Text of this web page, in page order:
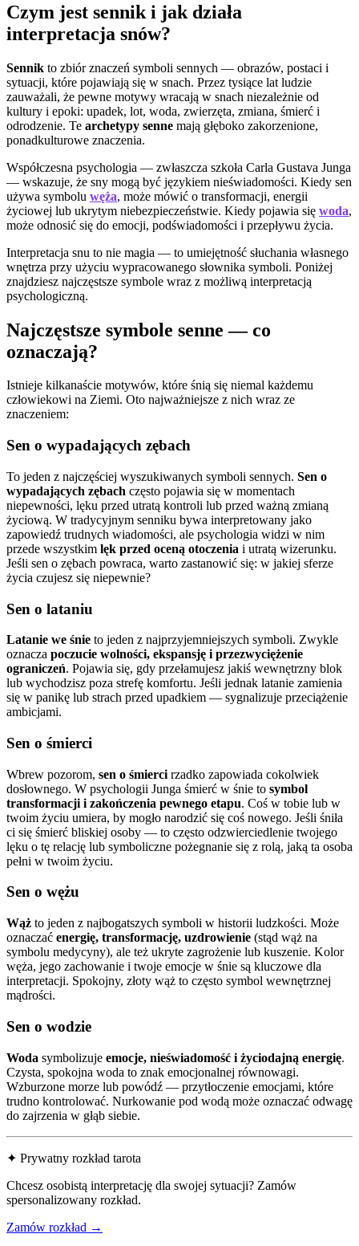
Czym jest sennik i jak działa
interpretacja snów?
Sennik to zbiór znaczeń symboli sennych — obrazów, postaci i
sytuacji, które pojawiają się w snach. Przez tysiące lat ludzie
zauważali, że pewne motywy wracają w snach niezależnie od
kultury i epoki: upadek, lot, woda, zwierzęta, zmiana, śmierć i
odrodzenie. Te archetypy senne mają głęboko zakorzenione,
ponadkulturowe znaczenia.
Współczesna psychologia — zwłaszcza szkoła Carla Gustava Junga
— wskazuje, że sny mogą być językiem nieświadomości. Kiedy sen
używa symbolu węża, może mówić o transformacji, energii
życiowej lub ukrytym niebezpieczeństwie. Kiedy pojawia się woda,
może odnosić się do emocji, podświadomości i przepływu życia.
Interpretacja snu to nie magia — to umiejętność słuchania własnego
wnętrza przy użyciu wypracowanego słownika symboli. Poniżej
znajdziesz najczęstsze symbole wraz z możliwą interpretacją
psychologiczną.
Najczęstsze symbole senne — co
oznaczają?
Istnieje kilkanaście motywów, które śnią się niemal każdemu
człowiekowi na Ziemi. Oto najważniejsze z nich wraz ze
znaczeniem:
Sen o wypadających zębach
To jeden z najczęściej wyszukiwanych symboli sennych. Sen o
wypadających zębach często pojawia się w momentach
niepewności, lęku przed utratą kontroli lub przed ważną zmianą
życiową. W tradycyjnym senniku bywa interpretowany jako
zapowiedź trudnych wiadomości, ale psychologia widzi w nim
przede wszystkim lęk przed oceną otoczenia i utratą wizerunku.
Jeśli sen o zębach powraca, warto zastanowić się: w jakiej sferze
życia czujesz się niepewnie?
Sen o lataniu
Latanie we śnie to jeden z najprzyjemniejszych symboli. Zwykle
oznacza poczucie wolności, ekspansję i przezwyciężenie
ograniczeń. Pojawia się, gdy przełamujesz jakiś wewnętrzny blok
lub wychodzisz poza strefę komfortu. Jeśli jednak latanie zamienia
się w panikę lub strach przed upadkiem — sygnalizuje przeciążenie
ambicjami.
Sen o śmierci
Wbrew pozorom, sen o śmierci rzadko zapowiada cokolwiek
dosłownego. W psychologii Junga śmierć w śnie to symbol
transformacji i zakończenia pewnego etapu. Coś w tobie lub w
twoim życiu umiera, by mogło narodzić się coś nowego. Jeśli śniła
ci się śmierć bliskiej osoby — to często odzwierciedlenie twojego
lęku o tę relację lub symboliczne pożegnanie się z rolą, jaką ta osoba
pełni w twoim życiu.
Sen o wężu
Wąż to jeden z najbogatszych symboli w historii ludzkości. Może
oznaczać energię, transformację, uzdrowienie (stąd wąż na
symbolu medycyny), ale też ukryte zagrożenie lub kuszenie. Kolor
węża, jego zachowanie i twoje emocje w śnie są kluczowe dla
interpretacji. Spokojny, złoty wąż to często symbol wewnętrznej
mądrości.
Sen o wodzie
Woda symbolizuje emocje, nieświadomość i życiodajną energię.
Czysta, spokojna woda to znak emocjonalnej równowagi.
Wzburzone morze lub powódź — przytłoczenie emocjami, które
trudno kontrolować. Nurkowanie pod wodą może oznaczać odwagę
do zajrzenia w głąb siebie.
✦ Prywatny rozkład tarota
Chcesz osobistą interpretację dla swojej sytuacji? Zamów
spersonalizowany rozkład.
Zamów rozkład →